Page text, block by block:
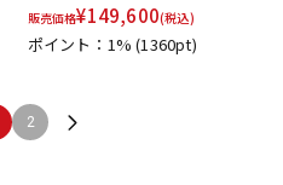
販売価格¥149,600(税込)
ポイント：1%(1360pt)
2